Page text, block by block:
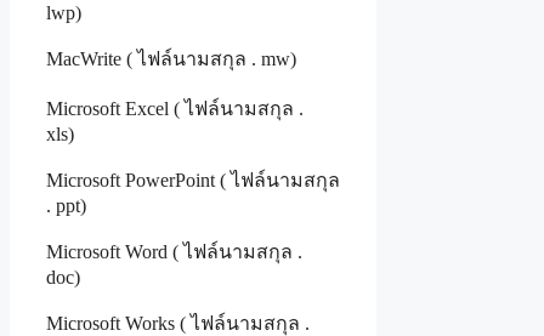
lwp)
MacWrite ( ไฟล์นามสกุล . mw)
Microsoft Excel ( ไฟล์นามสกุล .
xls)
Microsoft PowerPoint ( ไฟล์นามสกุล
. ppt)
Microsoft Word ( ไฟล์นามสกุล .
doc)
Microsoft Works ( ไฟล์นามสกุล .